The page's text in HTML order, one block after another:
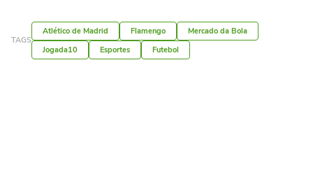
TAGS
Atlético de Madrid Flamengo
Mercado da Bola
Jogada10
Esportes Futebol